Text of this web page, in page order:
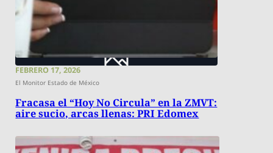
FEBRERO 17, 2026
El Monitor Estado de México
Fracasa el “Hoy No Circula” en la ZMVT:
aire sucio, arcas llenas: PRI Edomex